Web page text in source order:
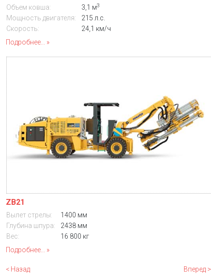
Объем ковша: 3,1 м3
Мощность двигателя:
215 л.с.
Скорость:
24,1 км/ч
Подробнее...
ZB21
Вылет стрелы:
1400 мм
Глубина шпура:
2438 мм
Вес:
16 800 кг
Подробнее...
< Назад Вперед >